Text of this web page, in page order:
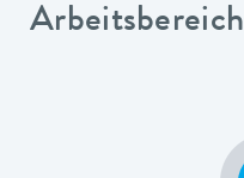
Arbeitsbereich